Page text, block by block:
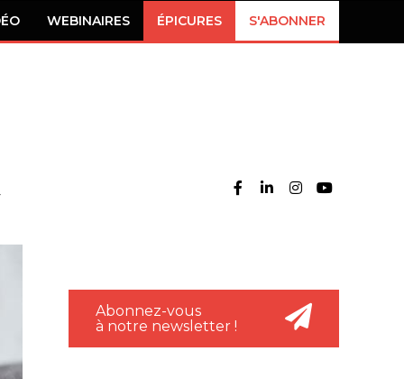
WEBINAIRES ÉPICURES S'ABONNER
Abonnez-vous
à notre newsletter !